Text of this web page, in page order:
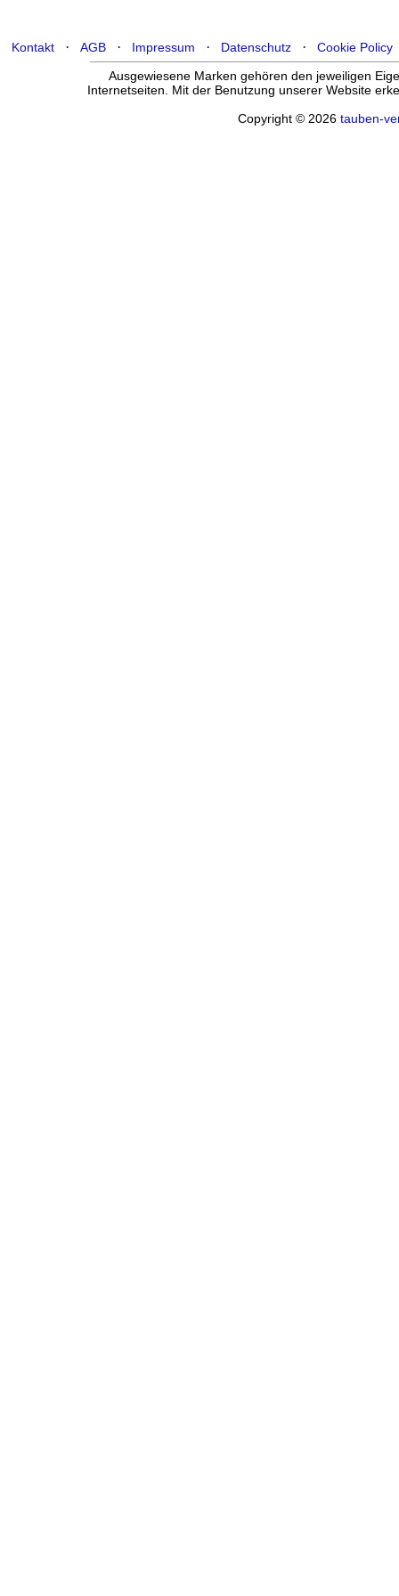
Kontakt· AGB· Impressum · Datenschutz· Cookie Policy
Ausgewiesene Marken gehören den jeweiligen
Internetseiten. Mit der Benutzung unserer Website
Copyright © 2026 tauben-